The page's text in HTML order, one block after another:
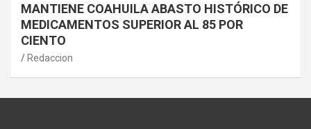
MANTIENE COAHUILA ABASTO HISTÓRICO DE
MEDICAMENTOS SUPERIOR AL 85 POR
CIENTO
Redaccion